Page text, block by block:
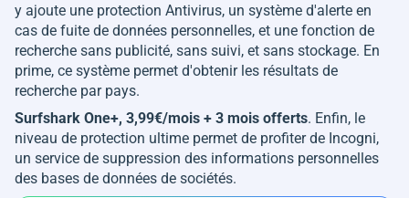
y ajoute une protection Antivirus, un système d'alerte en
cas de fuite de données personnelles, et une fonction de
recherche sans publicité, sans suivi, et sans stockage. En
prime, ce système permet d'obtenir les résultats de
recherche par pays.
Surfshark One+, 3,99€/mois + 3 mois offerts. Enfin, le
niveau de protection ultime permet de profiter de Incogni,
un service de suppression des informations personnelles
des bases de données de sociétés.